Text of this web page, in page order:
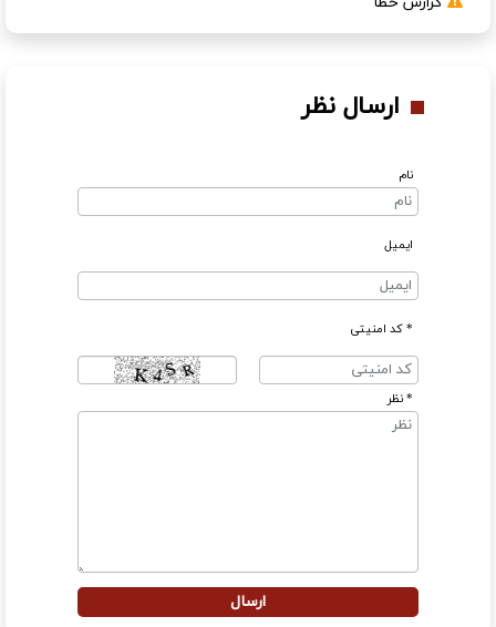
ارسال نظر
نام
ایمیل
* کد امنیتی
* نظر